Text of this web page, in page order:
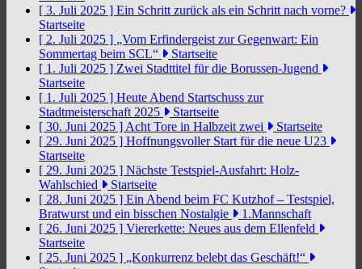
[ 3. Juli 2025 ] Ein Schritt zurück als ein Schritt nach vorne?
Startseite
[ 2. Juli 2025 ] „Vom Erfindergeist zur Gegenwart: Ein
Sommertag beim SCL“
Startseite
[ 1. Juli 2025 ] Zwei Stadttitel für die Borussen-Jugend
Startseite
[ 1. Juli 2025 ] Heute Abend Startschuss zur
Stadtmeisterschaft 2025
Startseite
[ 30. Juni 2025 ] Acht Tore in Halbzeit zwei
Startseite
[ 29. Juni 2025 ] Hoffnungsvoller Start für die neue U23
Startseite
[ 29. Juni 2025 ] Nächste Testspiel-Ausfahrt: Holz-
Wahlschied
Startseite
[ 28. Juni 2025 ] Ein Abend beim FC Kutzhof – Testspiel,
Bratwurst und ein bisschen Nostalgie
1.Mannschaft
[ 26. Juni 2025 ] Viererkette: Neues aus dem Ellenfeld
Startseite
[ 25. Juni 2025 ] „Konkurrenz belebt das Geschäft!“